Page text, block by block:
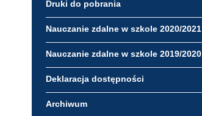
Druki do pobrania
Nauczanie zdalne w szkole 2020/2021
Nauczanie zdalne w szkole 2019/2020
Deklaracja dostępności
Archiwum